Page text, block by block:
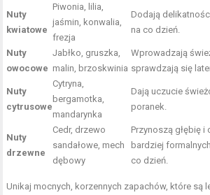
Nuty
kwiatowe
Piwonia, lilia,
jaśmin, konwalia,
frezja
Dodają
na co dzień.
Nuty
owocowe
Jabłko, gruszka,
malin, brzoskwinia
Wprowadzają
sprawdzają się
Nuty
cytrusowe
Cytryna,
bergamotka,
mandarynka
Dają uczucie
poranek.
Nuty
drzewne
Cedr, drzewo
sandałowe, mech
dębowy
Przynoszą głębię i
bardziej
co dzień.
Unikaj mocnych, korzennych zapachów, które są